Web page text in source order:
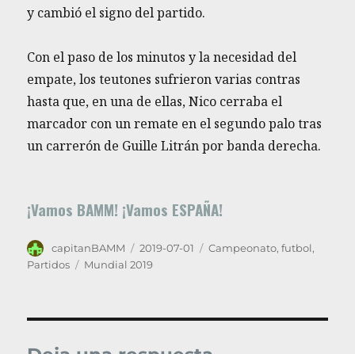
y cambió el signo del partido.
Con el paso de los minutos y la necesidad del
empate, los teutones sufrieron varias contras
hasta que, en una de ellas, Nico cerraba el
marcador con un remate en el segundo palo tras
un carrerón de Guille Litrán por banda derecha.
¡Vamos BAMM! ¡Vamos ESPAÑA!
Autor
capitanBAMM
Publicado
el
2019-07-01 Categorías
Campeonato,futbol,
Partidos
Etiquetas
Mundial 2019